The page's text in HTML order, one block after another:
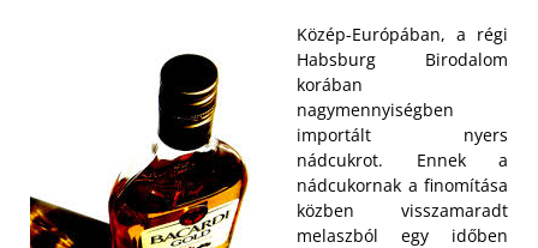
Közép-Európában, a régi
Habsburg Birodalom
korában
nagymennyiségben
importált nyers
nádcukrot. Ennek a
nádcukornak a finomítása
közben visszamaradt
melaszból egy időben